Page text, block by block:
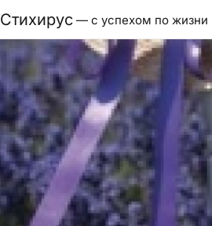
Стихирус — с успехом по жизни